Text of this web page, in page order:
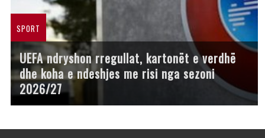
SPORT
UEFA ndryshon rregullat, kartonët e verdhë
dhe koha e ndeshjes me risi nga sezoni
2026/27